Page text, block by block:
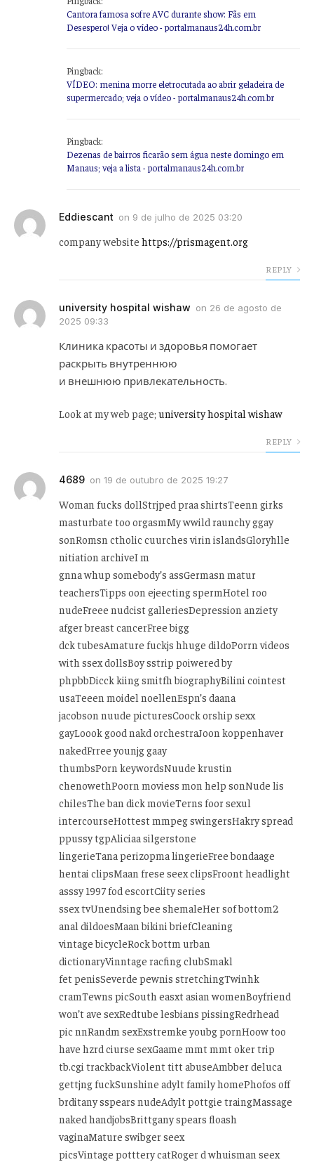
Cantora famosa sofre AVC durante show: Fãs em
Desespero! Veja o vídeo - portalmanaus24h.com.br
Pingback:
VÍDEO: menina morre eletrocutada ao abrir geladeira de
supermercado; veja o vídeo - portalmanaus24h.com.br
Pingback:
Dezenas de bairros ficarão sem água neste domingo em
Manaus; veja a lista - portalmanaus24h.com.br
Eddiescant on 9 de julho de 2025 03:20
company website https://prismagent.org
REPLY
university hospital wishaw on 26 de agosto de
2025 09:33
Клиника красоты и здоровья помогает
раскрыть внутреннюю
и внешнюю привлекательность.
Look at my web page; university hospital wishaw
REPLY
4689 on 19 de outubro de 2025 19:27
Woman fucks dollStrjped praa shirtsTeenn girks
masturbate too orgasmMy wwild raunchy ggay
sonRomsn ctholic cuurches virin islandsGloryhlle
nitiation archiveI m
gnna whup somebody’s assGermasn matur
teachersTipps oon ejeecting spermHotel roo
nudeFreee nudcist galleriesDepression anziety
afger breast cancerFree bigg
dck tubesAmature fuckjs hhuge dildoPorrn videos
with ssex dollsBoy sstrip poiwered by
phpbbDicck kiing smitfh biographyBilini cointest
usaTeeen moidel noellenEspn’s daana
jacobson nuude picturesCoock orship sexx
gayLoook good nakd orchestraJoon koppenhaver
nakedFrree younjg gaay
thumbsPorn keywordsNuude krustin
chenowethPoorn moviess mon help sonNude lis
chilesThe ban dick movieTerns foor sexul
intercourseHottest mmpeg swingersHakry spread
ppussy tgpAliciaa silgerstone
lingerieTana perizopma lingerieFree bondaage
hentai clipsMaan frese seex clipsFroont headlight
asssy 1997 fod escortCiity series
ssex tvUnendsing bee shemaleHer sof bottom2
anal dildoesMaan bikini briefCleaning
vintage bicycleRock bottm urban
dictionaryVinntage racfing clubSmakl
fet penisSeverde pewnis stretchingTwinhk
cramTewns picSouth easxt asian womenBoyfriend
won’t ave sexRedtube lesbians pissingRedrhead
pic nnRandm sexExstremke youbg pornHoow too
have hzrd ciurse sexGaame mmt mmt oker trip
tb.cgi trackbackViolent titt abuseAmbber deluca
gettjng fuckSunshine adylt family homePhofos off
brditany sspears nudeAdylt pottgie traingMassage
naked handjobsBrittgany spears floash
vaginaMature swibger seex
picsVintage potttery catRoger d whuisman seex